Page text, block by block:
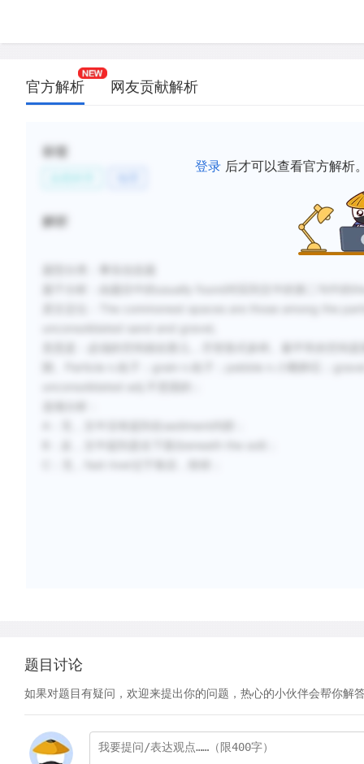
官方解析 网友贡献解析
登录 后才可以查看官方解析
标签
解析
题目讨论
如果对题目有疑问，欢迎来提出你的问题，热心的小伙伴会帮你解